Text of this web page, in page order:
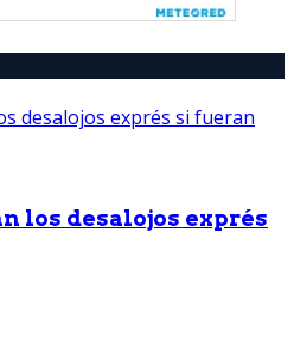
los desalojos exprés